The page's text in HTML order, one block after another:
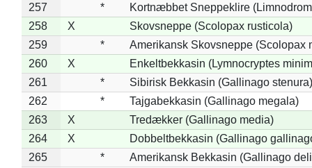
257
*
Kortnæbbet Sneppeklire
258
X
Skovsneppe (Scolopax rusticola)
259
*
Amerikansk Skovsneppe (Scolopax
260
X
Enkeltbekkasin (Lymnocryptes
261
*
Sibirisk Bekkasin (Gallinago stenura)
262
*
Tajgabekkasin (Gallinago megala)
263
X
Tredækker (Gallinago media)
264
X
Dobbeltbekkasin (Gallinago
265
*
Amerikansk Bekkasin (Gallinago